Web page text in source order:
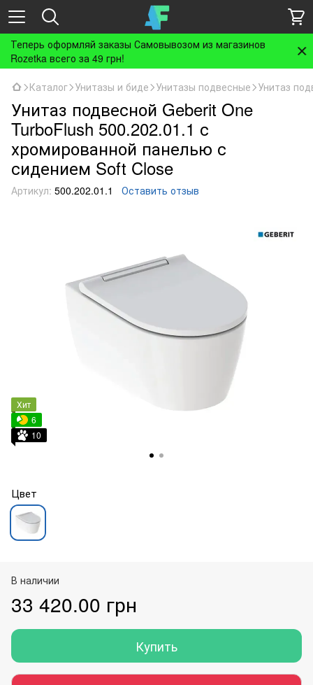
Теперь оформляй заказы Самовывозом из магазинов
Rozetka всего за 49 грн!
Каталог Унитазы и биде Унитазы подвесные Унитаз
Унитаз подвесной Geberit One
TurboFlush 500.202.01.1 с
хромированной панелью с
сидением Soft Close
Артикул: 500.202.01.1 Оставить отзыв
Хит
6
10
Цвет
В наличии
33 420.00 грн
Купить